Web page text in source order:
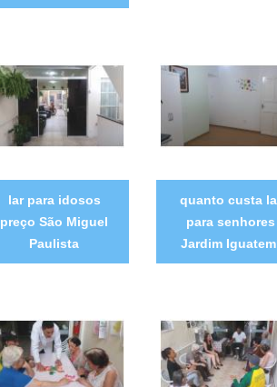
lar para idosos
preço São Miguel
Paulista
quanto custa
para senhores
Jardim